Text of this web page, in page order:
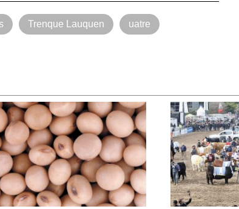
Trenque Lauquen uatre